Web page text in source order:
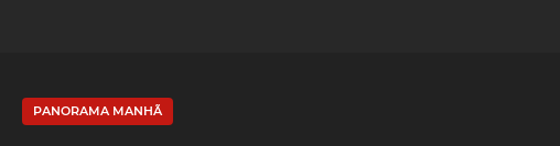
PANORAMA MANHÃ